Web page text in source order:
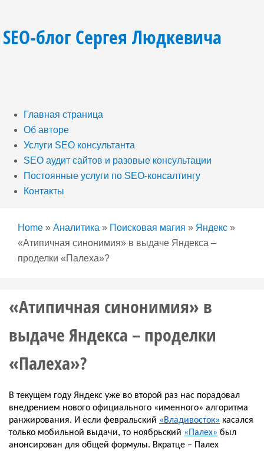
SEO-блог Сергея Людкевича
Главная страница
Об авторе
Услуги SEO консультанта
SEO аудит сайтов и разовые консультации
Постоянные услуги по SEO-консалтингу
Контакты
Home » Аналитика » Поисковая магия » Яндекс »
«Атипичная синонимия» в выдаче Яндекса –
проделки «Палеха»?
«Атипичная синонимия» в
выдаче Яндекса – проделки
«Палеха»?
В текущем году Яндекс уже во второй раз нас порадовал
внедрением нового официального «именного» алгоритма
ранжирования. И если февральский «Владивосток» касался
только мобильной выдачи, то ноябрьский «Палех» был
анонсирован для общей формулы. Вкратце – Палех